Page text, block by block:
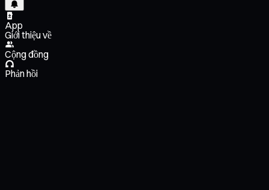
App
Giới thiệu về
Cộng đồng
Phản hồi